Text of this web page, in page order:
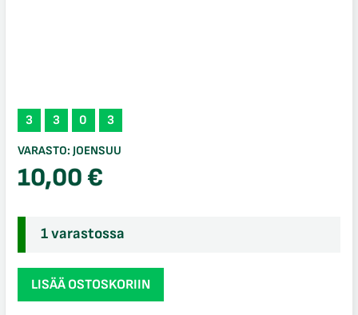
3 3 0 3
VARASTO: JOENSUU
10,00€
1 varastossa
Discraft
Jawbreaker
LISÄÄ OSTOSKORIIN